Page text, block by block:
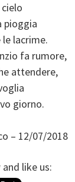
pioggia
le lacrime.
fa rumore,
attendere,
giorno.
– 12/07/2018
like us: